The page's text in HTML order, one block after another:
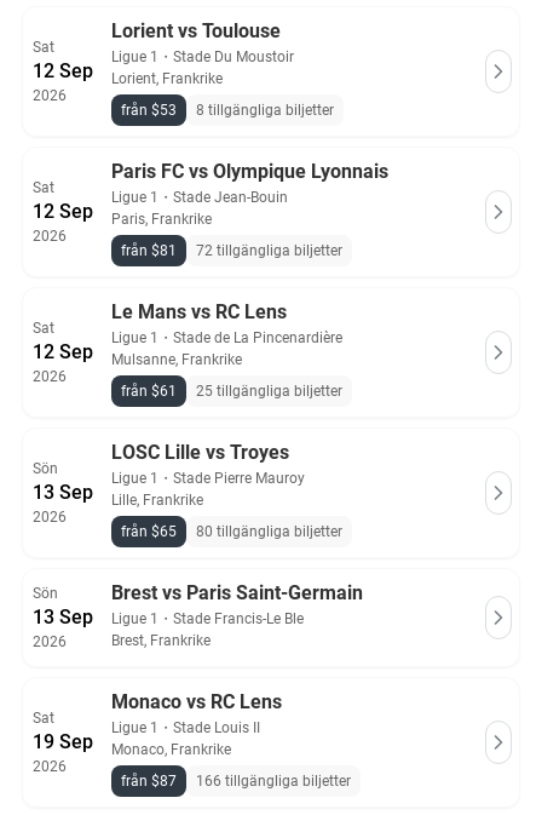
Sat
12 Sep
2026
Lorient vs Toulouse
Ligue 1 ・ Stade Du Moustoir
Lorient, Frankrike
från $53
8 tillgängliga biljetter
Sat
12 Sep
2026
Paris FC vs Olympique Lyonnais
Ligue 1 ・ Stade Jean-Bouin
Paris, Frankrike
från $81
72 tillgängliga biljetter
Sat
12 Sep
2026
Le Mans vs RC Lens
Ligue 1 ・ Stade de La Pincenardière
Mulsanne, Frankrike
från $61
25 tillgängliga biljetter
Sön
13 Sep
2026
LOSC Lille vs Troyes
Ligue 1 ・ Stade Pierre Mauroy
Lille, Frankrike
från $65
80 tillgängliga biljetter
Sön
13 Sep
2026
Brest vs Paris Saint-Germain
Ligue 1 ・ Stade Francis-Le Ble
Brest, Frankrike
Sat
19 Sep
2026
Monaco vs RC Lens
Ligue 1 ・ Stade Louis II
Monaco, Frankrike
från $87
166 tillgängliga biljetter